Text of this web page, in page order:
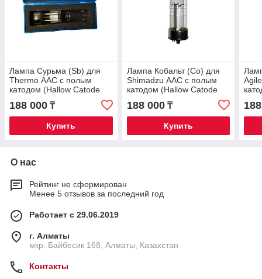
Лампа Сурьма (Sb) для
Thermo ААС с полым
катодом (Hallow Catode
188 000 ₸
Купить
Лампа Кобальт (Co) для
Shimadzu ААС с полым
катодом (Hallow Catode
188 000₸
Купить
О нас
Рейтинг не сформирован
Менее 5 отзывов за последний год
Работает с 29.06.2019
г. Алматы
мкр. Байбесик 168, Алматы, Казахстан
Контакты